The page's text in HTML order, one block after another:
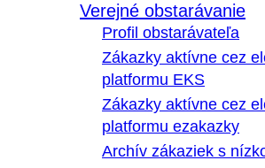
Verejné obstarávanie
Profil obstarávateľa
Zákazky aktívne cez
platformu EKS
Zákazky aktívne cez
platformu ezakazky
Archív zákaziek s